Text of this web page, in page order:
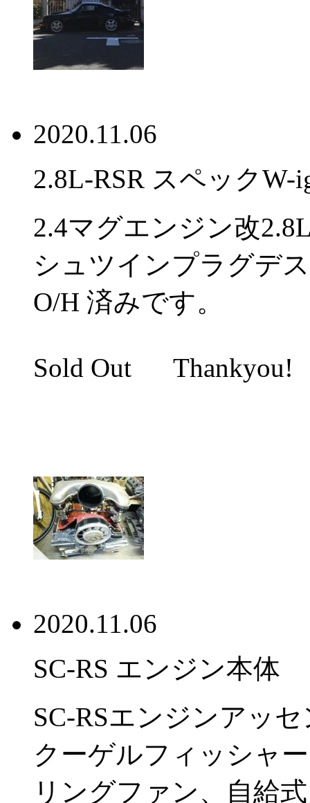
2020.11.06
2.8L-RSR スペックW-
2.4マグエンジン改
シュツインプラグデ
O/H 済みです。
Sold Out Thankyou!
2020.11.06
SC-RS エンジン本体
SC-RSエンジンアッ
クーゲルフィッシャ
リングファン、自給